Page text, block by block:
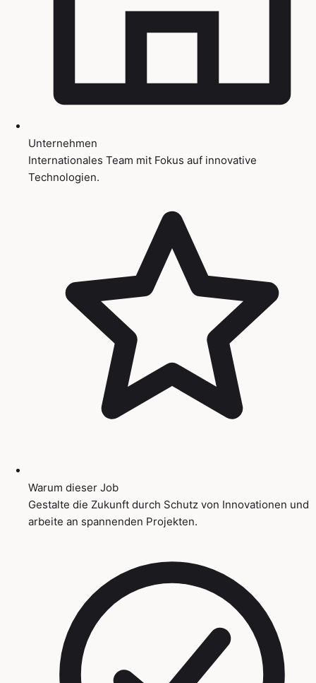
Unternehmen
Internationales Team mit Fokus auf innovative
Technologien.
Warum dieser Job
Gestalte die Zukunft durch Schutz von Innovationen und
arbeite an spannenden Projekten.